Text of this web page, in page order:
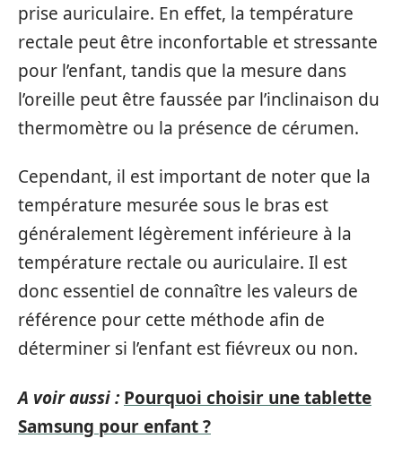
prise auriculaire. En effet, la température
rectale peut être inconfortable et stressante
pour l’enfant, tandis que la mesure dans
l’oreille peut être faussée par l’inclinaison du
thermomètre ou la présence de cérumen.
Cependant, il est important de noter que la
température mesurée sous le bras est
généralement légèrement inférieure à la
température rectale ou auriculaire. Il est
donc essentiel de connaître les valeurs de
référence pour cette méthode afin de
déterminer si l’enfant est fiévreux ou non.
A voir aussi : Pourquoi choisir une tablette
Samsung pour enfant ?